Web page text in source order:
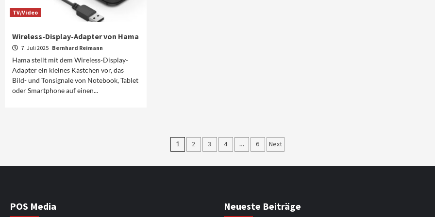
TV/Video
Wireless-Display-Adapter von Hama
7. Juli 2025 Bernhard Reimann
Hama stellt mit dem Wireless-Display-
Adapter ein kleines Kästchen vor, das
Bild- und Tonsignale von Notebook, Tablet
oder Smartphone auf einen...
Seitennummerierung
der
1 2 3 4 … 6 Next
POS Media Neueste Beiträge